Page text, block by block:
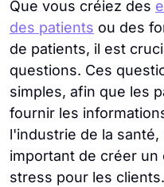
Que vous créiez des
des patients ou des
de patients, il est
questions. Ces
simples, afin que les
fournir les
l'industrie de la
important de créer
stress pour les clients.